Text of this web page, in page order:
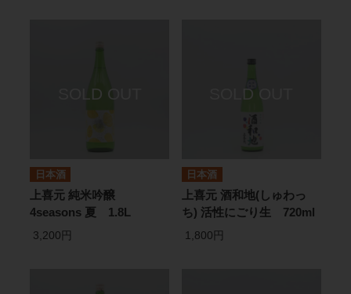
日本酒
上喜元 純米吟醸
4seasons 夏 1.8L
3,200円
日本酒
上喜元 酒和地(しゅわっ
ち) 活性にごり生 720ml
1,800円